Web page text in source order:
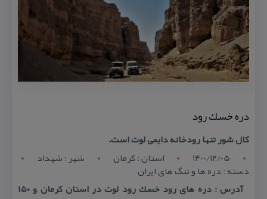
دره خسك رود
كال شور تنها رودخانه دایمی لوت است.
1400/12/05
استان : کرمان شهر : شهداد
دسته : دره ها و تنگ های ایران
آدرس : دره های رود خسك رود لوت در استان كرمان و ۱۵۰